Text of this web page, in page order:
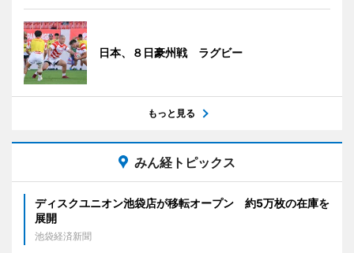
日本、８日豪州戦 ラグビー
もっと見る
みん経トピックス
ディスクユニオン池袋店が移転オープン 約5万枚の在庫を
展開
池袋経済新聞